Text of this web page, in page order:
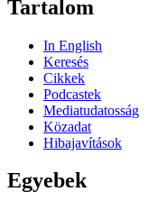
Tartalom
In English
Keresés
Cikkek
Podcastek
Mediatudatosság
Közadat
Hibajavítások
Egyebek